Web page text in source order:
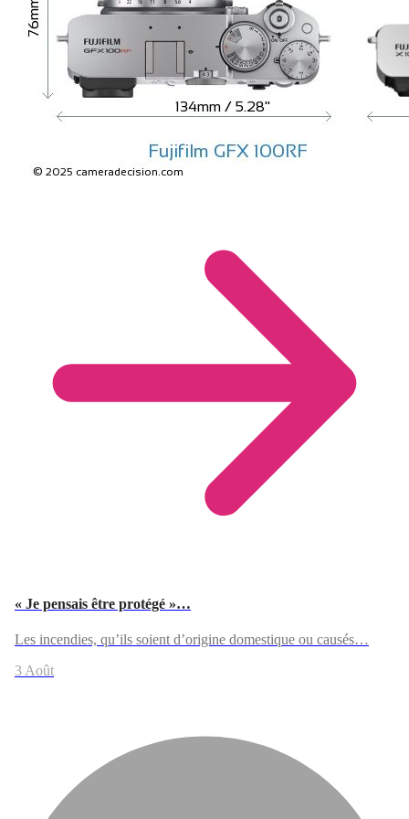
« Je pensais être protégé »…
Les incendies, qu’ils soient d’origine domestique ou causés…
3 Août